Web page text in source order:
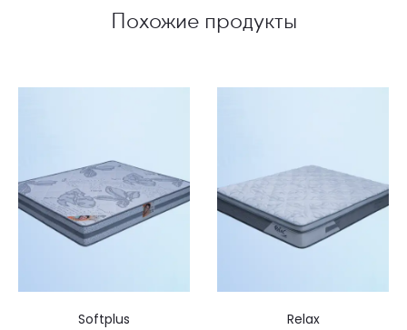
Похожие продукты
Softplus
Relax